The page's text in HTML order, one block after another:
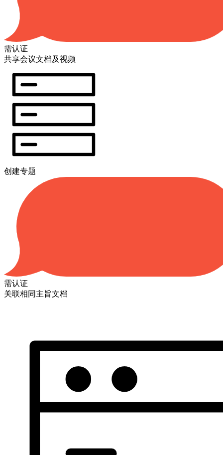
需认证
共享会议文档及视频
创建专题
需认证
关联相同主旨文档